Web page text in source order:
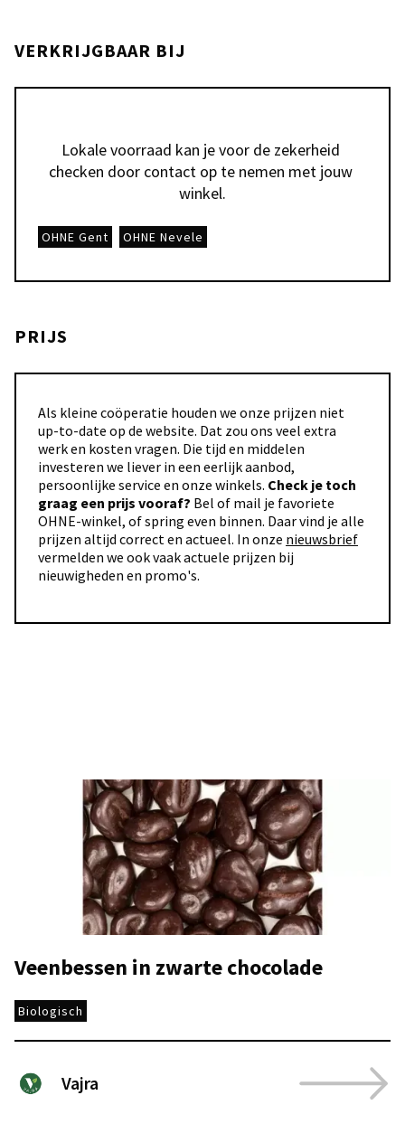
VERKRIJGBAAR BIJ
Lokale voorraad kan je voor de zekerheid
checken door contact op te nemen met jouw
winkel.
OHNE Gent OHNE Nevele
PRIJS
Als kleine coöperatie houden we onze prijzen niet
up-to-date op de website. Dat zou ons veel extra
werk en kosten vragen. Die tijd en middelen
investeren we liever in een eerlijk aanbod,
persoonlijke service en onze winkels. Check je toch
graag een prijs vooraf? Bel of mail je favoriete
OHNE-winkel, of spring even binnen. Daar vind je alle
prijzen altijd correct en actueel. In onze nieuwsbrief
vermelden we ook vaak actuele prijzen bij
nieuwigheden en promo's.
Veenbessen in zwarte chocolade
Biologisch
Vajra